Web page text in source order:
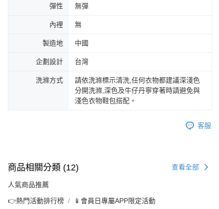
彈性 無彈
內裡 無
製造地 中國
企劃設計 台灣
洗滌方式
請依洗滌標示清洗,任何衣物都建議深淺色
分開洗滌,深色及牛仔丹寧穿著時請避免與
淺色衣物鞋包搭配。
客服
商品相關分類 (12) 查看全部
人氣商品推薦
👉熱門活動排行榜 📱會員日專屬APP限定活動